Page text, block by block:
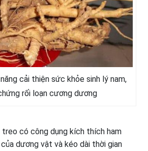
cải thiện sức khỏe sinh lý nam,
rối loạn cương dương
treo có công dụng kích thích ham
dương vật và kéo dài thời gian